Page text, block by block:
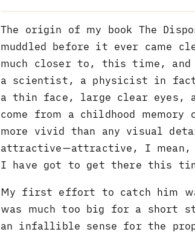
The origin of my book The
muddled before it ever came
much closer to, this time,
a scientist, a physicist in
a thin face, large clear eyes,
come from a childhood memory
more vivid than any visual
attractive—attractive, I mean,
I have got to get there this
My first effort to catch him
was much too big for a short
an infallible sense for the